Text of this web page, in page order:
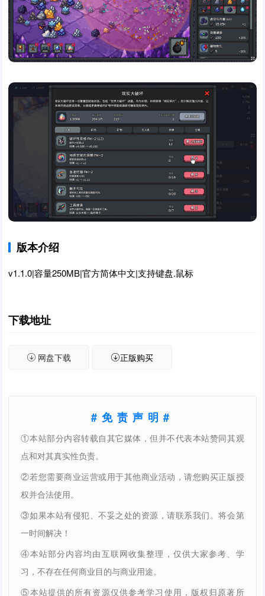
版本介绍
v1.1.0|容量250MB|官方简体中文|支持键盘.鼠标
下载地址
网盘下载 正版购买
#免责声明#
①本站部分内容转载自其它媒体，但并不代表本站赞同其观
点和对其真实性负责。
②若您需要商业运营或用于其他商业活动，请您购买正版授
权并合法使用。
③如果本站有侵犯、不妥之处的资源，请联系我们。将会第
一时间解决！
④本站部分内容均由互联网收集整理，仅供大家参考、学
习，不存在任何商业目的与商业用途。
⑤本站提供的所有资源仅供参考学习使用，版权归原著所